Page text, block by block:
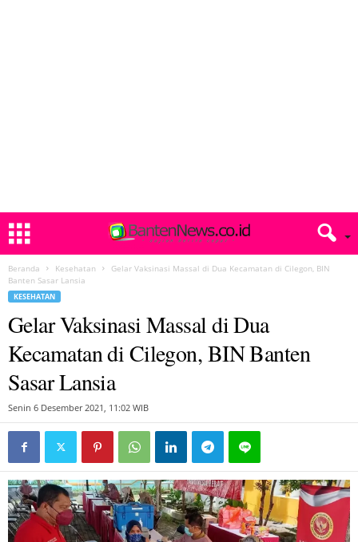
Beranda Kesehatan
Gelar Vaksinasi Massal di Dua Kecamatan di Cilegon, BIN
Banten Sasar Lansia
KESEHATAN
Gelar Vaksinasi Massal di Dua
Kecamatan di Cilegon, BIN Banten
Sasar Lansia
Senin 6 Desember 2021, 11:02 WIB